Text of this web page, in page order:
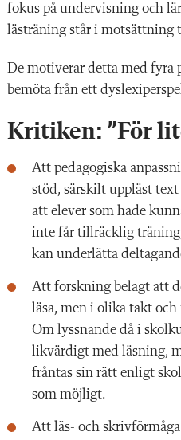
fokus på undervisning och
lästräning står i motsättning
De motiverar detta med fyra
bemöta från ett
Kritiken: ”För
Att pedagogiska
stöd, särskilt uppläst
att elever som hade
inte får tillräcklig
kan underlätta
Att forskning belagt att
läsa, men i olika takt och
Om lyssnande då i
likvärdigt med läsning,
fråntas sin rätt enligt
som möjligt.
Att läs- och